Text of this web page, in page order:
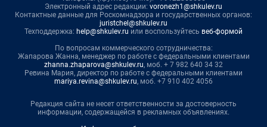
Электронный адрес редакции: voronezh1@shkulev.ru
Контактные данные для Роскомнадзора и государственных органов:
juristchel@shkulev.ru
Техподдержка: help@shkulev.ru или воспользуйтесь веб-формой
По вопросам коммерческого сотрудничества:
Жапарова Жанна, менеджер по работе с федеральными клиентами
zhanna.zhaparova@shkulev.ru, моб. + 7 982 640 34 32
Ревина Мария, директор по работе с федеральными клиентами
mariya.revina@shkulev.ru, моб. +7 910 402 4056
Редакция сайта не несет ответственности за достоверность
информации, содержащейся в рекламных объявлениях.